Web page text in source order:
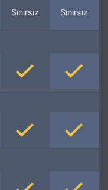
Sınırsız Sınırsız